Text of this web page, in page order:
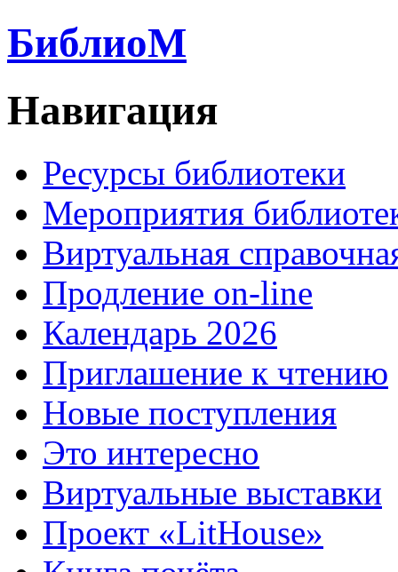
БиблиоМ
Навигация
Ресурсы библиотеки
Мероприятия
Виртуальная
Продление on-line
Календарь 2026
Приглашение к чтению
Новые поступления
Это интересно
Виртуальные выставки
Проект «LitHouse»